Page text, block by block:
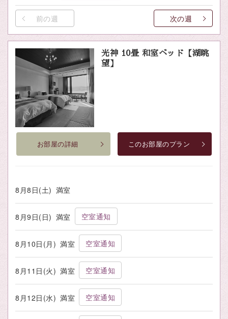
前の週 次の週
光神 10畳 和室ベッド【湖眺
望】
お部屋の詳細 このお部屋のプラン
8月8日(土) 満室
8月9日(日) 満室 空室通知
8月10日(月) 満室 空室通知
8月11日(火) 満室 空室通知
8月12日(水) 満室 空室通知